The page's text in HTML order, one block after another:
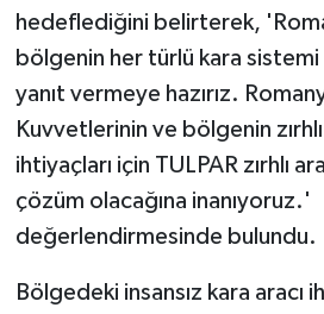
hedeflediğini belirterek,
bölgenin her türlü kara
yanıt vermeye hazırız.
Kuvvetlerinin ve bölgenin
ihtiyaçları için TULPAR zırhlı
çözüm olacağına inanıyoruz.'
değerlendirmesinde bulundu.
Bölgedeki insansız kara aracı